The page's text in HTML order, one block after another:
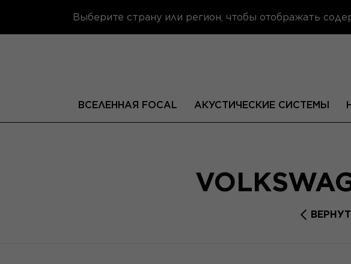
Выберите страну или регион, чтобы отображать
ВСЕЛЕННАЯ FOCAL АКУСТИЧЕСКИЕ СИСТЕМЫ